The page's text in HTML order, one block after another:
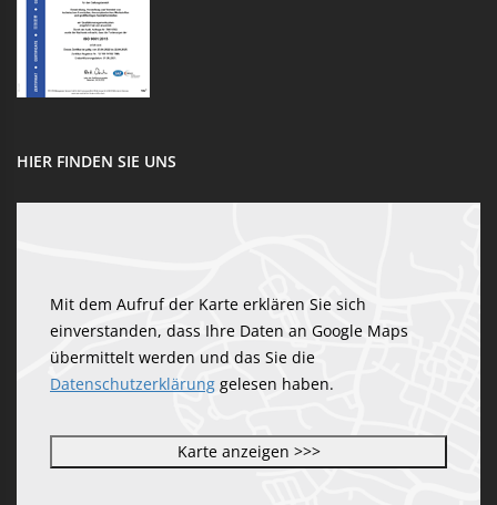
HIER FINDEN SIE UNS
Mit dem Aufruf der Karte erklären Sie sich
einverstanden, dass Ihre Daten an Google Maps
übermittelt werden und das Sie die
Datenschutzerklärung gelesen haben.